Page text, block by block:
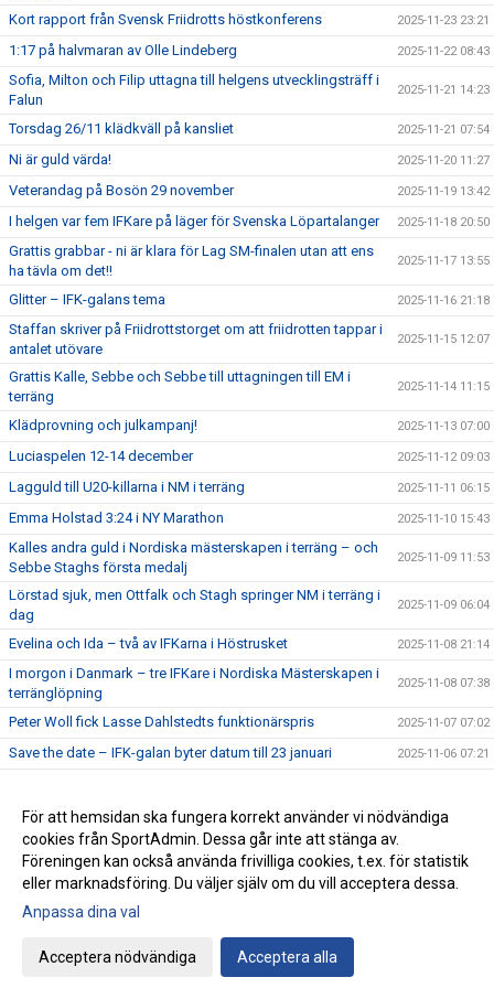
Kort rapport från Svensk Friidrotts höstkonferens 2025-11-23 23:21
1:17 på halvmaran av Olle Lindeberg 2025-11-22 08:43
Sofia, Milton och Filip uttagna till helgens utvecklingsträff i
Falun
2025-11-21 14:23
Torsdag 26/11 klädkväll på kansliet 2025-11-21 07:54
Ni är guld värda! 2025-11-20 11:27
Veterandag på Bosön 29 november 2025-11-19 13:42
I helgen var fem IFKare på läger för Svenska Löpartalanger 2025-11-18 20:50
Grattis grabbar - ni är klara för Lag SM-finalen utan att ens
ha tävla om det!!
2025-11-17 13:55
Glitter – IFK-galans tema 2025-11-16 21:18
Staffan skriver på Friidrottstorget om att friidrotten tappar i
antalet utövare
2025-11-15 12:07
Grattis Kalle, Sebbe och Sebbe till uttagningen till EM i
terräng
2025-11-14 11:15
Klädprovning och julkampanj! 2025-11-13 07:00
Luciaspelen 12-14 december 2025-11-12 09:03
Lagguld till U20-killarna i NM i terräng 2025-11-11 06:15
Emma Holstad 3:24 i NY Marathon 2025-11-10 15:43
Kalles andra guld i Nordiska mästerskapen i terräng – och
Sebbe Staghs första medalj
2025-11-09 11:53
Lörstad sjuk, men Ottfalk och Stagh springer NM i terräng i
dag
2025-11-09 06:04
Evelina och Ida – två av IFKarna i Höstrusket 2025-11-08 21:14
I morgon i Danmark – tre IFKare i Nordiska Mästerskapen i
terränglöpning
2025-11-08 07:38
Peter Woll fick Lasse Dahlstedts funktionärspris 2025-11-07 07:02
Save the date – IFK-galan byter datum till 23 januari 2025-11-06 07:21
Så nära var det maximal Daniel-utdelning 2025-11-04 22:56
Årets fjärde Bulle är ute nu 2025-11-03 07:22
IFK tia i SM-pokalen 2025-11-02 23:22
Emma Holstad 1:35 på halvmaran
Terräng-SM: 18 IFK Lidingö-lag i Mix-stafetten
Terräng-SM: Luddes sista lopp i IFKs blåvita tävlingsdräkt
För att hemsidan ska fungera korrekt använder vi nödvändiga
cookies från SportAdmin. Dessa går inte att stänga av.
Föreningen kan också använda frivilliga cookies, t.ex. för statistik
eller marknadsföring. Du väljer själv om du vill acceptera dessa.
Anpassa dina val
Acceptera nödvändiga Acceptera alla